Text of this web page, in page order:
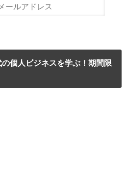
個人ビジネスを学ぶ！期間限